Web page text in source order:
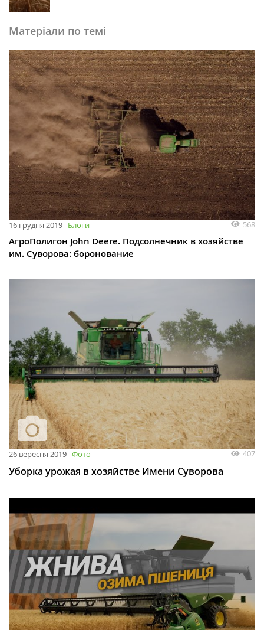
Матеріали по темі
16 грудня 2019 Блоги 568
АгроПолигон John Deere. Подсолнечник в хозяйстве
им. Суворова: боронование
26 вересня 2019 Фото 407
Уборка урожая в хозяйстве Имени Суворова